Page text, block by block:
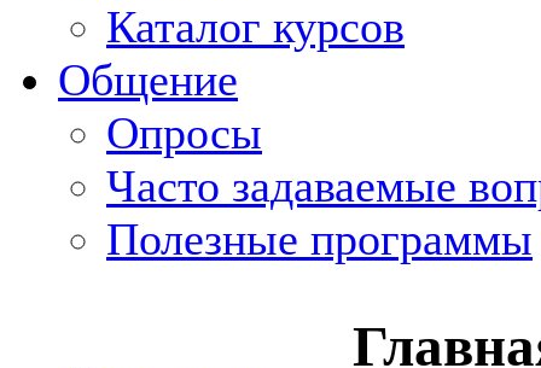
Каталог курсов
Общение
Опросы
Часто задаваемые
Полезные программы